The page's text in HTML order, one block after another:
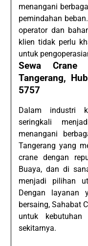
menangani
pemindahan
operator dan
klien tidak perlu
untuk
Sewa Crane
Tangerang,
5757
Dalam industri
seringkali
menangani
Tangerang yang
crane dengan
Buaya, dan di
menjadi pilihan
Dengan layanan
bersaing, Sahabat
untuk
sekitarnya.